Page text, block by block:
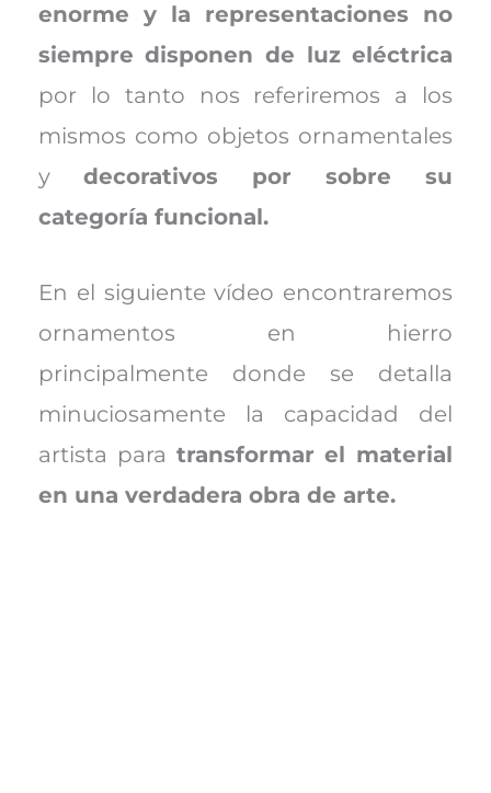
enorme y la representaciones no
siempre disponen de luz eléctrica
por lo tanto nos referiremos a los
mismos como objetos ornamentales
y decorativos por sobre su
categoría funcional.
En el siguiente vídeo encontraremos
ornamentos en hierro
principalmente donde se detalla
minuciosamente la capacidad del
artista para transformar el material
en una verdadera obra de arte.